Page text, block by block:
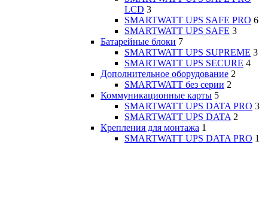
LCD 3
SMARTWATT UPS SAFE PRO 6
SMARTWATT UPS SAFE 3
Батарейные блоки 7
SMARTWATT UPS SUPREME 3
SMARTWATT UPS SECURE 4
Дополнительное оборудование 2
SMARTWATT без серии 2
Коммуникационные карты 5
SMARTWATT UPS DATA PRO 3
SMARTWATT UPS DATA 2
Крепления для монтажа 1
SMARTWATT UPS DATA PRO 1